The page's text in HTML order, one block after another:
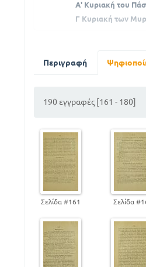
Α' Κυριακή του
Γ Κυριακή των
Κυριακή των Αγίων
Εκ του κατά Λουκα
Περιγραφή
190 εγγραφές [161 - 180]
Σελίδα #161 Σελίδα